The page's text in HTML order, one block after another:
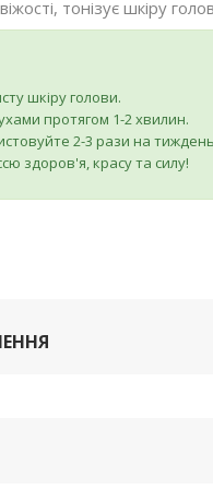
тонізує шкіру
шкіру голови.
протягом 1-2 хвилин.
2-3 рази на
здоров'я, красу та силу!